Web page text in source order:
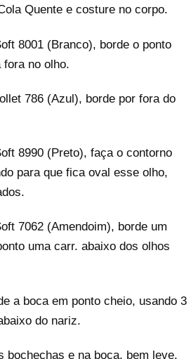
Quente e costure no corpo.
8001 (Branco), borde o ponto
fora no olho.
786 (Azul), borde por fora do
8990 (Preto), faça o contorno
para que fica oval esse olho,
7062 (Amendoim), borde um
uma carr. abaixo dos olhos
a boca em ponto cheio, usando 3
do nariz.
bochechas e na boca, bem leve.